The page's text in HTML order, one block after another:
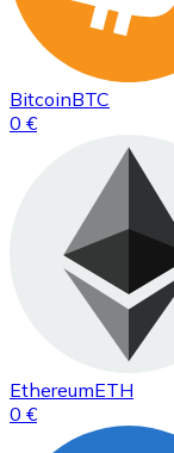
BitcoinBTC
0 €
EthereumETH
0 €